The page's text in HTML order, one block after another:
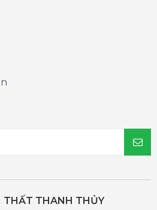
THẤT THANH THỦY